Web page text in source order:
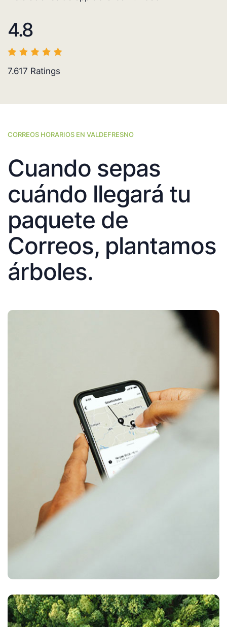
4.8
7.617 Ratings
CORREOS HORARIOS EN VALDEFRESNO
Cuando sepas
cuándo llegará tu
paquete de
Correos, plantamos
árboles.